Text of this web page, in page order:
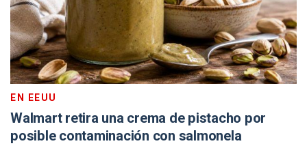
EN EEUU
Walmart retira una crema de pistacho por
posible contaminación con salmonela